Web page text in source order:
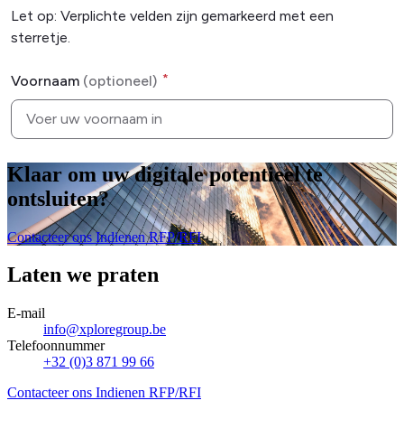
Klaar om uw digitale potentieel te
ontsluiten?
Contacteer onsIndienen RFP/RFI
Laten we praten
E-mail
info@xploregroup.be
Telefoonnummer
+32 (0)3 871 99 66
Contacteer ons Indienen RFP/RFI